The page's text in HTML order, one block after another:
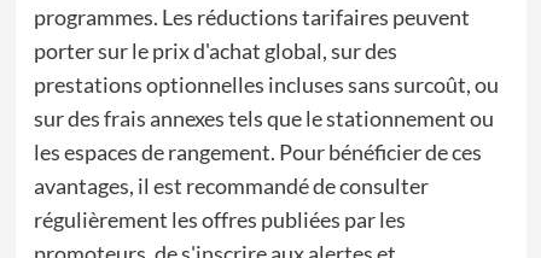
programmes. Les réductions tarifaires peuvent
porter sur le prix d'achat global, sur des
prestations optionnelles incluses sans surcoût, ou
sur des frais annexes tels que le stationnement ou
les espaces de rangement. Pour bénéficier de ces
avantages, il est recommandé de consulter
régulièrement les offres publiées par les